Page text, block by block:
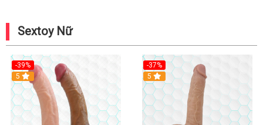
Sextoy Nữ
-39%
Hot
5
-37%
5